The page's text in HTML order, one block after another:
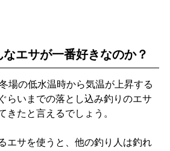
エサが一番好きなのか？
場の低水温時から気温が上昇する
らいまでの落とし込み釣りのエサ
きたと言えるでしょう。
エサを使うと、他の釣り人は釣れ